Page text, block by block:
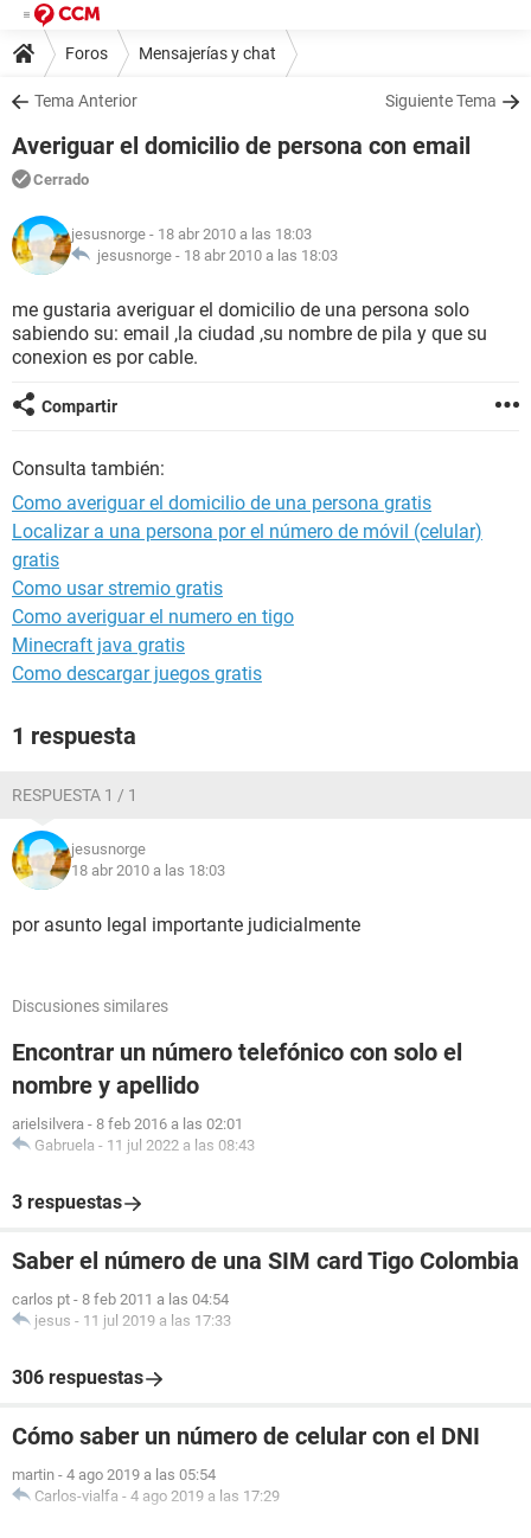
Foros Mensajerías y chat
Tema Anterior Siguiente Tema
Averiguar el domicilio de persona con email
Cerrado
jesusnorge - 18 abr 2010 a las 18:03
jesusnorge - 18 abr 2010 a las 18:03
me gustaria averiguar el domicilio de una persona solo
sabiendo su: email ,la ciudad ,su nombre de pila y que su
conexion es por cable.
Compartir
Consulta también:
Como averiguar el domicilio de una persona gratis
Localizar a una persona por el número de móvil (celular)
gratis
Como usar stremio gratis
Como averiguar el numero en tigo
Minecraft java gratis
Como descargar juegos gratis
1 respuesta
RESPUESTA 1 / 1
jesusnorge
18 abr 2010 a las 18:03
por asunto legal importante judicialmente
Discusiones similares
Encontrar un número telefónico con solo el
nombre y apellido
arielsilvera - 8 feb 2016 a las 02:01
Gabruela - 11 jul 2022 a las 08:43
3 respuestas
Saber el número de una SIM card Tigo Colombia
carlos pt - 8 feb 2011 a las 04:54
jesus - 11 jul 2019 a las 17:33
306 respuestas
Cómo saber un número de celular con el DNI
martin - 4 ago 2019 a las 05:54
Carlos-vialfa - 4 ago 2019 a las 17:29